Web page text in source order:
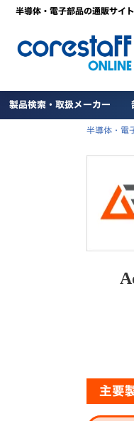
半導体・電子部品の通販サイト
製品検索・取扱メーカー
半導体・電
主要